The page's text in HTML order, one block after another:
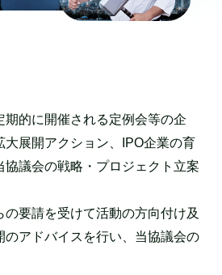
期的に開催される定例会等の企
大展開アクション、IPO企業の育
協議会の戦略・プロジェクト立案
の要請を受けて活動の方向付け及
のアドバイスを行い、当協議会の